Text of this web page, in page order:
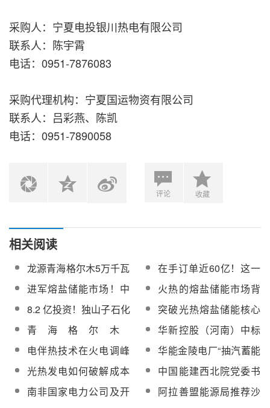
采购人：宁夏电投银川热电有限公司
联系人：陈宇霄
电话：0951-7876083
采购代理机构：宁夏国运物资有限公司
联系人：吕彩燕、陈凯
电话：0951-7890058
评论 收藏
相关阅读
龙源青海格尔木5万千瓦
熔盐储能电站全厂委托
运维服务公开招标
在手订单近60亿！这一
熔盐储能公司布局
“AI+能源”
进军熔盐储能市场！中
化装备收购重组案获受
理！
火热的熔盐储能市场背
后，安全底线如何守？
8.2 亿投资！独山子石化
光伏熔盐储能示范项目
正式开工
突破光热熔盐储能核心
技术！蓝科高新拿下海
外光热项目订单
青海格尔木
50MW/300MWh熔盐储
能项目国产中低压阀门
采购
华新控股（河南）中标
龙源格尔木5万千瓦熔盐
储能电站全厂委托运维
服务
电伴热技术在火电调峰
熔盐储能系统中的关键
作用研究
华能金陵电厂“抽汽蓄能
+电加热”熔盐储能项目
可行性研究及报告编制
服务采购
光热发电如何破解成本
难题？
中国能建西北院党委书
记、董事长刘增强：着
力开拓光热发电等新兴
南非国家电力公司及开
阿拉善盟能源局推荐沙